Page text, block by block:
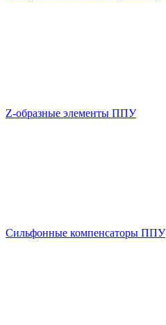
Z-образные элементы ППУ
Сильфонные компенсаторы ППУ